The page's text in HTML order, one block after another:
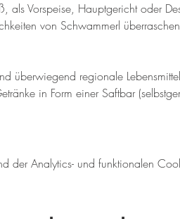
als Vorspeise, Hauptgericht oder
von Schwammerl
überwiegend regionale Lebensmittel
in Form einer Saftbar
der Analytics- und funktionalen